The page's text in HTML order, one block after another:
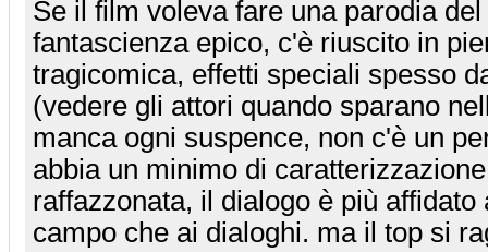
Se il film voleva fare una parodia
fantascienza epico, c'è riuscito in
tragicomica, effetti speciali spesso
(vedere gli attori quando sparano
manca ogni suspence, non c'è un
abbia un minimo di
raffazzonata, il dialogo è più affidato
campo che ai dialoghi. ma il top si